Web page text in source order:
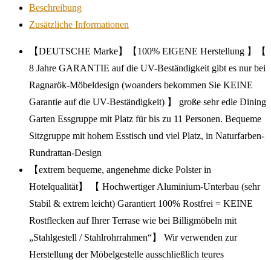
Beschreibung
Zusätzliche Informationen
【DEUTSCHE Marke】【100% EIGENE Herstellung 】【
8 Jahre GARANTIE auf die UV-Beständigkeit gibt es nur bei
Ragnarök-Möbeldesign (woanders bekommen Sie KEINE
Garantie auf die UV-Beständigkeit) 】 große sehr edle Dining
Garten Essgruppe mit Platz für bis zu 11 Personen. Bequeme
Sitzgruppe mit hohem Esstisch und viel Platz, in Naturfarben-
Rundrattan-Design
【extrem bequeme, angenehme dicke Polster in
Hotelqualität】 【 Hochwertiger Aluminium-Unterbau (sehr
Stabil & extrem leicht) Garantiert 100% Rostfrei = KEINE
Rostflecken auf Ihrer Terrase wie bei Billigmöbeln mit
„Stahlgestell / Stahlrohrrahmen“】 Wir verwenden zur
Herstellung der Möbelgestelle ausschließlich teures